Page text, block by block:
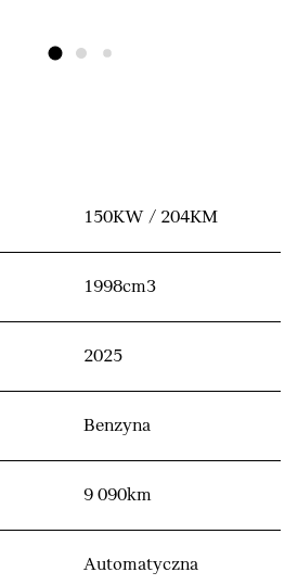
150KW / 204KM
1998cm3
2025
Benzyna
9 090km
Automatyczna